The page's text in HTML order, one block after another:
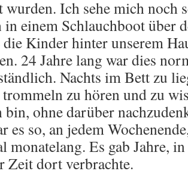
wurden. Ich sehe mich noch
in einem Schlauchboot über
Kinder hinter unserem
24 Jahre lang war dies
Nachts im Bett zu
trommeln zu hören und zu
bin, ohne darüber
es so, an jedem
monatelang. Es gab Jahre,
Zeit dort verbrachte.